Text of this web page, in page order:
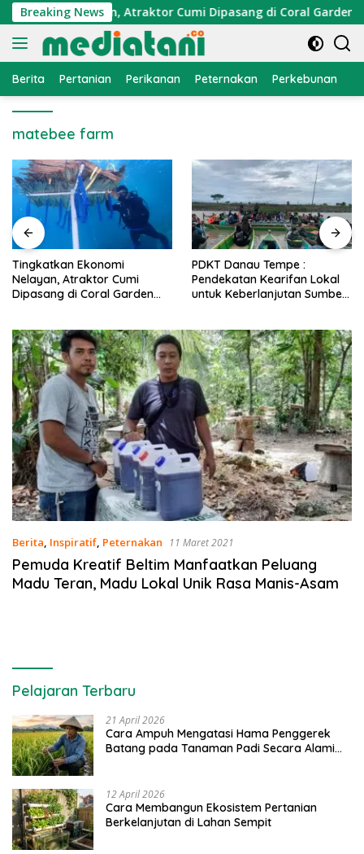
Langsung
ke
konten
Breaking News
Nelayan, Atraktor Cumi Dipasang di Coral Garden
Berita Pertanian Perikanan Peternakan Perkebunan
matebee farm
PDKT Danau Tempe :
Pendekatan Kearifan Lokal
untuk Keberlanjutan Sumber
Cara Mengatasi Penyakit
PMK pada Sapi Perah
Alami dan Medis
Berita, Inspiratif, Peternakan 11 Maret 2021
Pemuda Kreatif Beltim Manfaatkan Peluang
Madu Teran, Madu Lokal Unik Rasa Manis-Asam
Pelajaran Terbaru
21 April 2026
Cara Ampuh Mengatasi Hama Penggerek
Batang pada Tanaman Padi Secara Alami
12 April 2026
Cara Membangun Ekosistem Pertanian
Berkelanjutan di Lahan Sempit